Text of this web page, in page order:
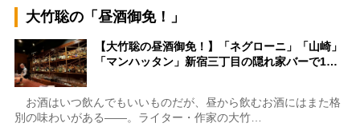
大竹聡の「昼酒御免！」
【大竹聡の昼酒御免！】「ネグローニ」「山崎」
「マンハッタン」新宿三丁目の隠れ家バーで1…
お酒はいつ飲んでもいいものだが、昼から飲むお酒にはまた格
別の味わいがある――。ライター・作家の大竹…